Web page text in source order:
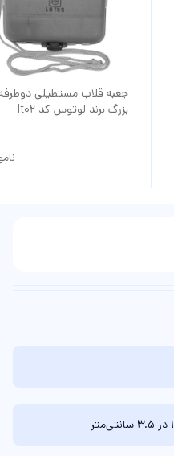
جعبه قلاب مستطيلی
بزرگ برند لوتوس کد lt02